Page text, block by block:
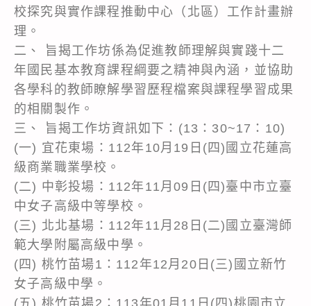
校探究與實作課程推動中心（北區）工作計畫辦
理。
二、 旨揭工作坊係為促進教師理解與實踐十二
年國民基本教育課程綱要之精神與內涵，並協助
各學科的教師瞭解學習歷程檔案與課程學習成果
的相關製作。
三、 旨揭工作坊資訊如下：(13：30~17：10)
(一) 宜花東場：112年10月19日(四)國立花蓮高
級商業職業學校。
(二) 中彰投場：112年11月09日(四)臺中市立臺
中女子高級中等學校。
(三) 北北基場：112年11月28日(二)國立臺灣師
範大學附屬高級中學。
(四) 桃竹苗場1：112年12月20日(三)國立新竹
女子高級中學。
(五) 桃竹苗場2：113年01月11日(四)桃園市立